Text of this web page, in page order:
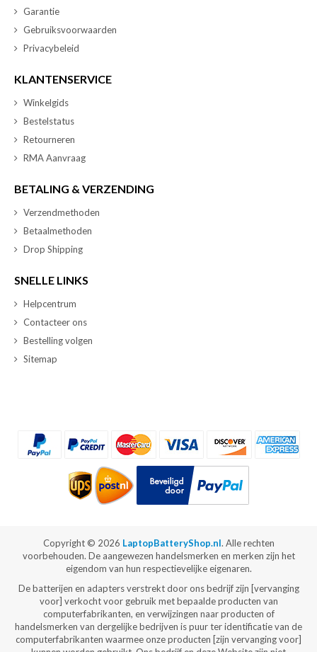
Garantie
Gebruiksvoorwaarden
Privacybeleid
KLANTENSERVICE
Winkelgids
Bestelstatus
Retourneren
RMA Aanvraag
BETALING & VERZENDING
Verzendmethoden
Betaalmethoden
Drop Shipping
SNELLE LINKS
Helpcentrum
Contacteer ons
Bestelling volgen
Sitemap
Copyright © 2026 LaptopBatteryShop.nl. Alle rechten
voorbehouden. De aangewezen handelsmerken en merken zijn het
eigendom van hun respectievelijke eigenaren.
De batterijen en adapters verstrekt door ons bedrijf zijn [vervanging
voor] verkocht voor gebruik met bepaalde producten van
computerfabrikanten, en verwijzingen naar producten of
handelsmerken van dergelijke bedrijven is puur ter identificatie van de
computerfabrikanten waarmee onze producten [zijn vervanging voor]